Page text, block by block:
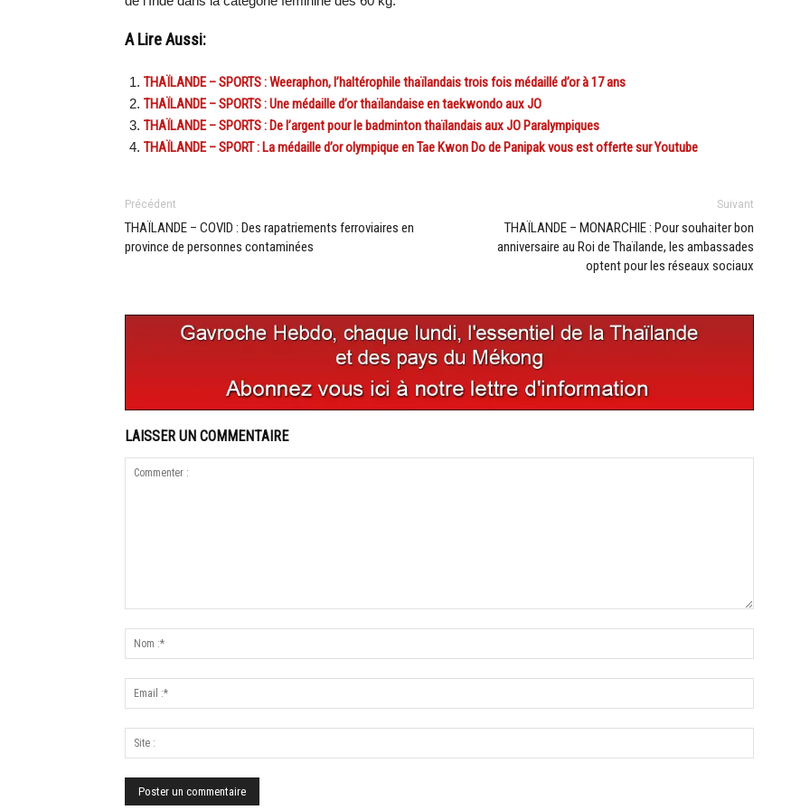
A Lire Aussi:
THAÏLANDE – SPORTS : Weeraphon, l’haltérophile thaïlandais trois fois médaillé d’or à 17 ans
THAÏLANDE – SPORTS : Une médaille d’or thaïlandaise en taekwondo aux JO
THAÏLANDE – SPORTS : De l’argent pour le badminton thaïlandais aux JO Paralympiques
THAÏLANDE – SPORT : La médaille d’or olympique en Tae Kwon Do de Panipak vous est offerte sur Youtube
Précédent
THAÏLANDE – COVID : Des rapatriements ferroviaires en
province de personnes contaminées
Suivant
THAÏLANDE – MONARCHIE : Pour souhaiter bon
anniversaire au Roi de Thaïlande, les ambassades
optent pour les réseaux sociaux
LAISSER UN COMMENTAIRE